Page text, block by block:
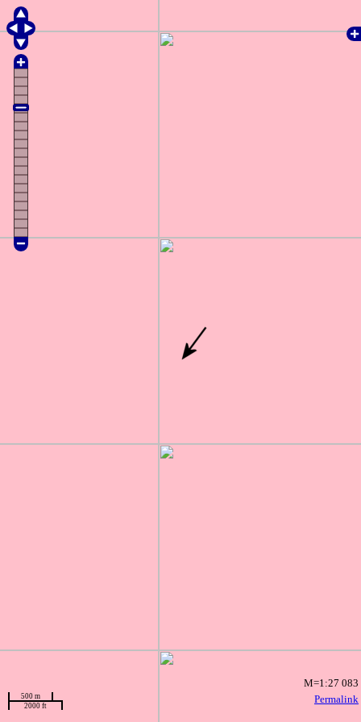
Permalink
500 m
2000 ft
M=1:27 083